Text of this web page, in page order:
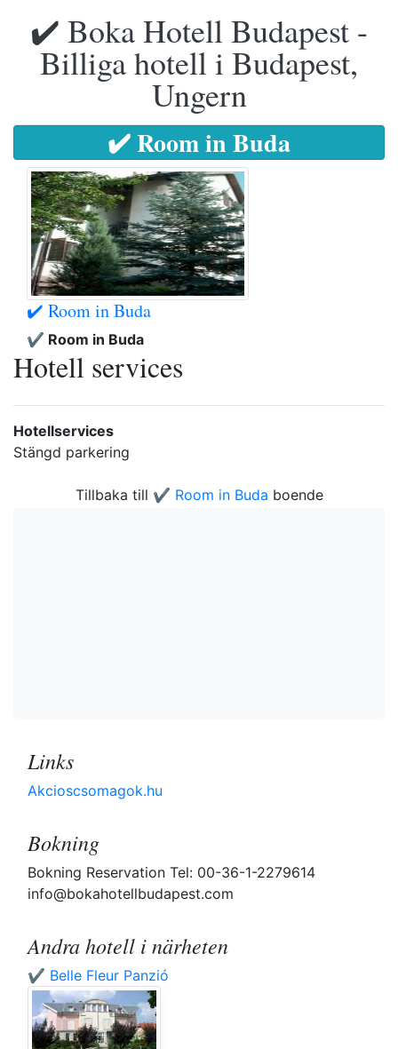
✔️ Boka Hotell Budapest -
Billiga hotell i Budapest,
Ungern
✔️ Room in Buda
✔️ Room in Buda
✔️ Room in Buda
Hotell services
Hotellservices
Stängd parkering
Tillbaka till ✔️ Room in Buda boende
Links
Akcioscsomagok.hu
Bokning
Bokning Reservation Tel: 00-36-1-2279614
info@bokahotellbudapest.com
Andra hotell i närheten
✔️ Belle Fleur Panzió